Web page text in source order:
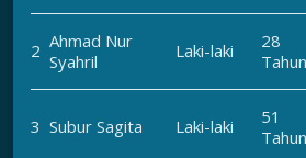
2 Ahmad Nur
Syahril
Laki-laki
28
Tahun
3 Subur Sagita Laki-laki
51
Tahun